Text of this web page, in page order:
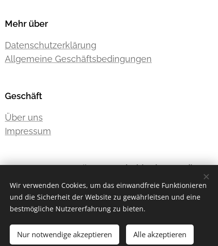
Mehr über
Datenschutzerklärung
Allgemeine Geschäftsbedingungen
Geschäft
Über uns
Impressum
E-Mail:westernhobbyde@gmail.com
Telefon:+491776091185
Wir verwenden Cookies, um das einwandfreie Funktionieren
und die Sicherheit der Website zu gewährleitsen und eine
bestmögliche Nutzererfahrung zu bieten.
Nur notwendige akzeptieren Alle akzeptieren